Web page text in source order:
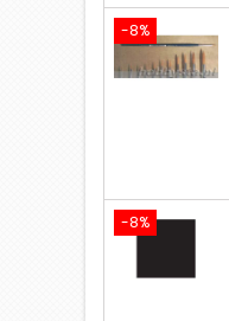
-8%
-8%